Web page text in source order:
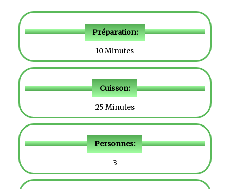
Préparation:
10 Minutes
Cuisson:
25 Minutes
Personnes:
3